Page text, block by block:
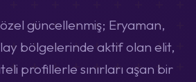
güncellenmiş; Eryaman,
bölgelerinde aktif olan elit,
profillerle sınırları aşan bir